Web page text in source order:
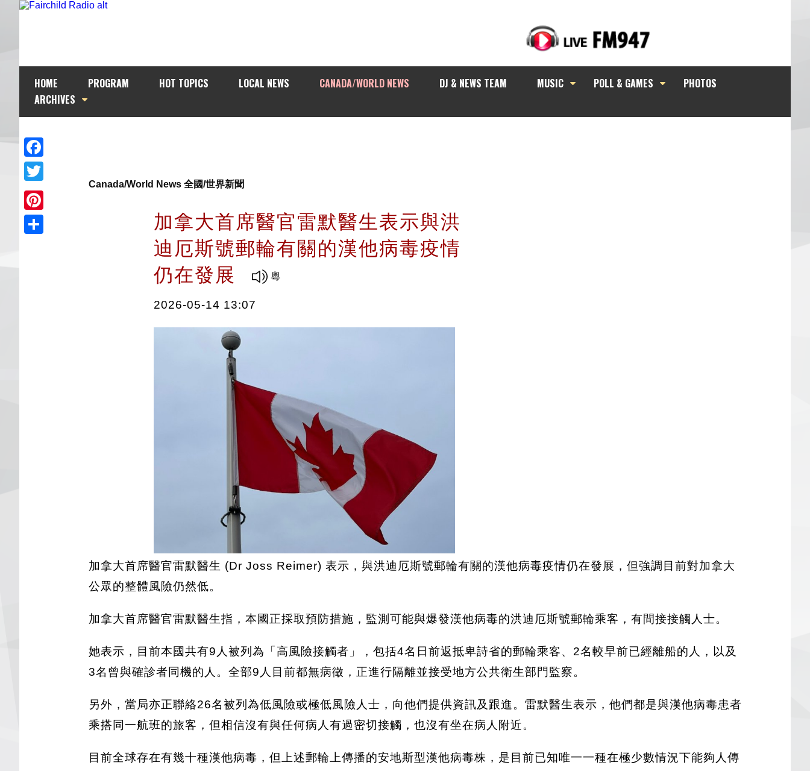
HOME PROGRAM HOT TOPICS LOCAL NEWS CANADA/WORLD NEWS DJ & NEWS TEAM MUSIC POLL & GAMES
PHOTOS
ARCHIVES
Facebook
Twitter
Pinterest
Canada/World News 全國/世界新聞
加拿大首席醫官雷默醫生表示與洪
迪厄斯號郵輪有關的漢他病毒疫情
仍在發展
2026-05-14 13:07
加拿大首席醫官雷默醫生 (Dr Joss Reimer) 表示，與洪迪厄斯號郵輪有關的漢他病毒疫情仍在發展，但強調目前對加拿大
公眾的整體風險仍然低。
加拿大首席醫官雷默醫生指，本國正採取預防措施，監測可能與爆發漢他病毒的洪迪厄斯號郵輪乘客，有間接接觸人士。
她表示，目前本國共有9人被列為「高風險接觸者」，包括4名日前返抵卑詩省的郵輪乘客、2名較早前已經離船的人，以及
3名曾與確診者同機的人。全部9人目前都無病徵，正進行隔離並接受地方公共衛生部門監察。
另外，當局亦正聯絡26名被列為低風險或極低風險人士，向他們提供資訊及跟進。雷默醫生表示，他們都是與漢他病毒患者
乘搭同一航班的旅客，但相信沒有與任何病人有過密切接觸，也沒有坐在病人附近。
目前全球存在有幾十種漢他病毒，但上述郵輪上傳播的安地斯型漢他病毒株，是目前已知唯一一種在極少數情況下能夠人傳